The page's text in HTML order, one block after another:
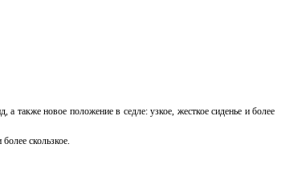
также новое положение в седле: узкое, жесткое сиденье и более
скользкое.